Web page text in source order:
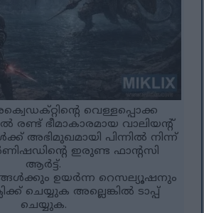
വെള്ളപ്പൊക്ക
രണ്ട് ഭീമാകാരമായ വാലിയന്റ്
അഭിമുഖമായി പിന്നിൽ നിന്ന്
ഇരുണ്ട ഫാന്റസി
ആർട്ട്.
ഉയർന്ന റെസല്യൂഷനും
ചെയ്യുക അല്ലെങ്കിൽ ടാപ്പ്
ചെയ്യുക.